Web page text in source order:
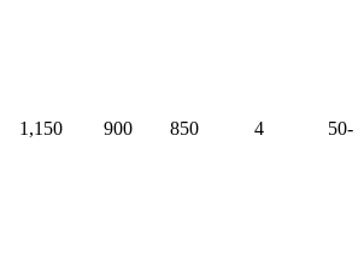
1,150 900 850 4 50-